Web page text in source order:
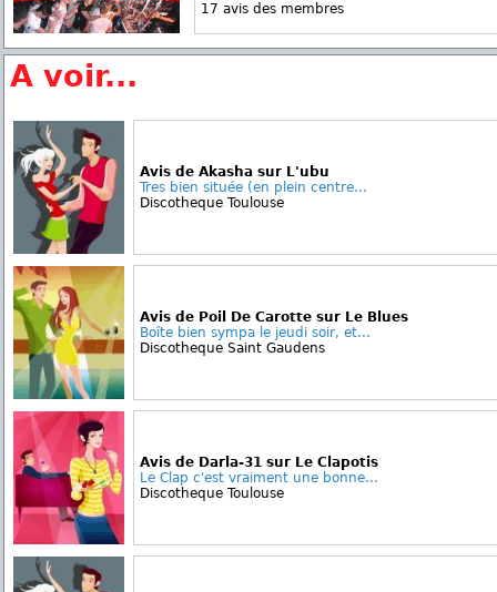
17 avis des membres
A voir...
Avis de Akasha sur L'ubu
Tres bien située (en plein centre...
Discotheque Toulouse
Avis de Poil De Carotte sur Le Blues
Boîte bien sympa le jeudi soir, et...
Discotheque Saint Gaudens
Avis de Darla-31 sur Le Clapotis
Le Clap c'est vraiment une bonne...
Discotheque Toulouse